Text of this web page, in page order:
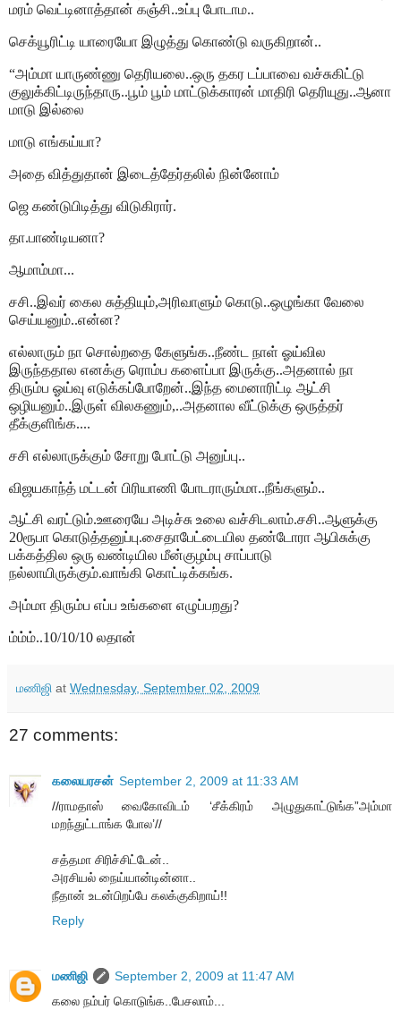
மரம் வெட்டினாத்தான் கஞ்சி..உப்பு போடாம..
செக்யூரிட்டி யாரையோ இழுத்து கொண்டு வருகிறான்..
“அம்மா யாருண்ணு தெரியலை..ஒரு தகர டப்பாவை வச்சுகிட்டு
குலுக்கிட்டிருந்தாரு..பூம் பூம் மாட்டுக்காரன் மாதிரி தெரியுது..ஆனா
மாடு இல்லை
மாடு எங்கய்யா?
அதை வித்துதான் இடைத்தேர்தலில் நின்னோம்
ஜெ கண்டுபிடித்து விடுகிரார்.
தா.பாண்டியனா?
ஆமாம்மா...
சசி..இவர் கைல சுத்தியும்,அரிவாளும் கொடு..ஒழுங்கா வேலை
செய்யனும்..என்ன?
எல்லாரும் நா சொல்றதை கேளுங்க..நீண்ட நாள் ஓய்வில
இருந்ததால எனக்கு ரொம்ப களைப்பா இருக்கு..அதனால் நா
திரும்ப ஓய்வு எடுக்கப்போறேன்..இந்த மைனாரிட்டி ஆட்சி
ஒழியனும்..இருள் விலகணும்,..அதனால வீட்டுக்கு ஒருத்தர்
தீக்குளிங்க....
சசி எல்லாருக்கும் சோறு போட்டு அனுப்பு..
விஜயகாந்த் மட்டன் பிரியாணி போடராரும்மா..நீங்களும்..
ஆட்சி வரட்டும்.ஊரையே அடிச்சு உலை வச்சிடலாம்.சசி..ஆளுக்கு
20ரூபா கொடுத்தனுப்பு.சைதாபேட்டையில தண்டோரா ஆபிசுக்கு
பக்கத்தில ஒரு வண்டியில மீன்குழம்பு சாப்பாடு
நல்லாயிருக்கும்.வாங்கி கொட்டிக்கங்க.
அம்மா திரும்ப எப்ப உங்களை எழுப்பறது?
ம்ம்ம்..10/10/10 லதான்
மணிஜி at Wednesday, September 02, 2009
27 comments:
கலையரசன் September 2, 2009 at 11:33 AM
//ராமதாஸ் வைகோவிடம் ‘சீக்கிரம் அழுதுகாட்டுங்க”அம்மா
மறந்துட்டாங்க போல’//
சத்தமா சிரிச்சிட்டேன்..
அரசியல் நைய்யான்டின்னா..
நீதான் உடன்பிறப்பே கலக்குகிறாய்!!
Reply
மணிஜி
September 2, 2009 at 11:47 AM
கலை நம்பர் கொடுங்க..பேசலாம்...